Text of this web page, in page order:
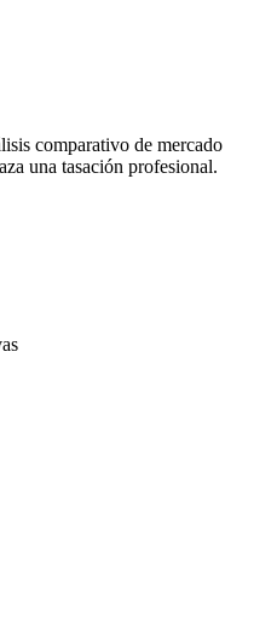
comparativo de mercado
una tasación profesional.